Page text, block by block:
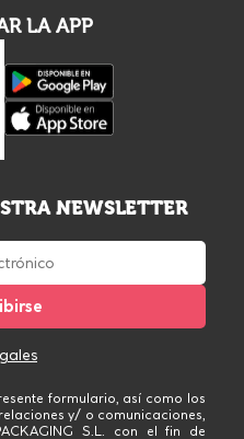
LA APP
NEWSLETTER
formulario, así como los
y/ o comunicaciones,
S.L. con el fin de